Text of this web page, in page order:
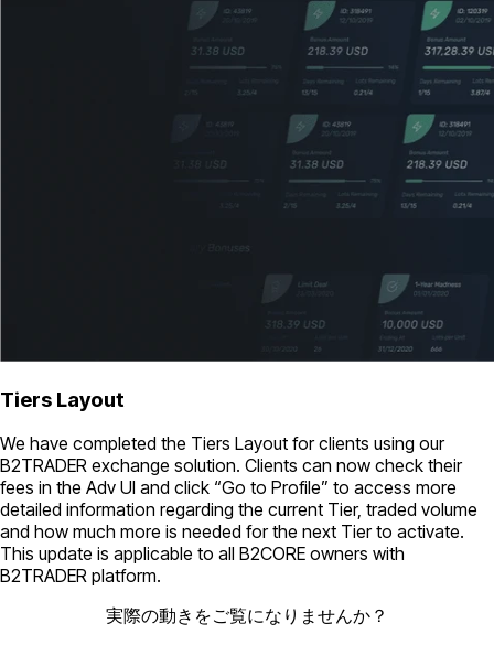
Tiers Layout
We have completed the Tiers Layout for clients using our
B2TRADER exchange solution. Clients can now check their
fees in the Adv UI and click “Go to Profile” to access more
detailed information regarding the current Tier, traded volume
and how much more is needed for the next Tier to activate.
This update is applicable to all B2CORE owners with
B2TRADER platform.
実際の動きをご覧になりませんか？